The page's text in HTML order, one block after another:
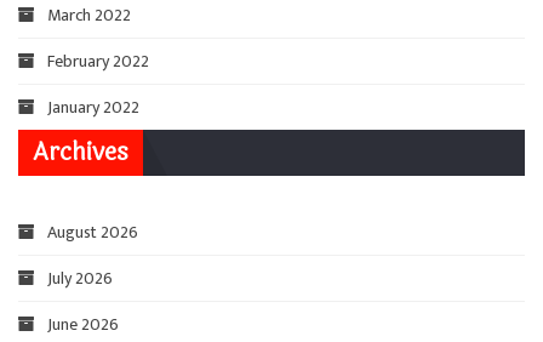
March 2022
February 2022
January 2022
Archives
August 2026
July 2026
June 2026